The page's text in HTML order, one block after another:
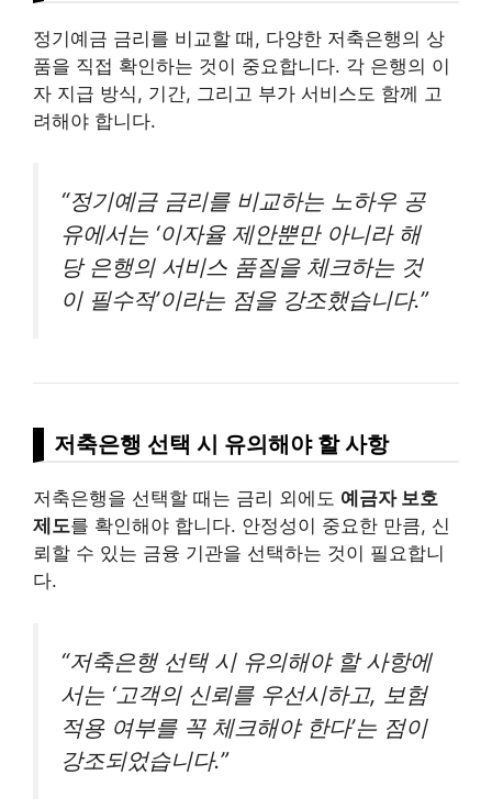
정기예금 금리를 비교할 때, 다양한 저축은행의 상
품을 직접 확인하는 것이 중요합니다. 각 은행의 이
자 지급 방식, 기간, 그리고 부가 서비스도 함께 고
려해야 합니다.
“정기예금 금리를 비교하는 노하우 공
유에서는 ‘이자율 제안뿐만 아니라 해
당 은행의 서비스 품질을 체크하는 것
이 필수적’이라는 점을 강조했습니다.”
저축은행 선택 시 유의해야 할 사항
저축은행을 선택할 때는 금리 외에도 예금자 보호
제도를 확인해야 합니다. 안정성이 중요한 만큼, 신
뢰할 수 있는 금융 기관을 선택하는 것이 필요합니
다.
“저축은행 선택 시 유의해야 할 사항에
서는 ‘고객의 신뢰를 우선시하고, 보험
적용 여부를 꼭 체크해야 한다’는 점이
강조되었습니다.”